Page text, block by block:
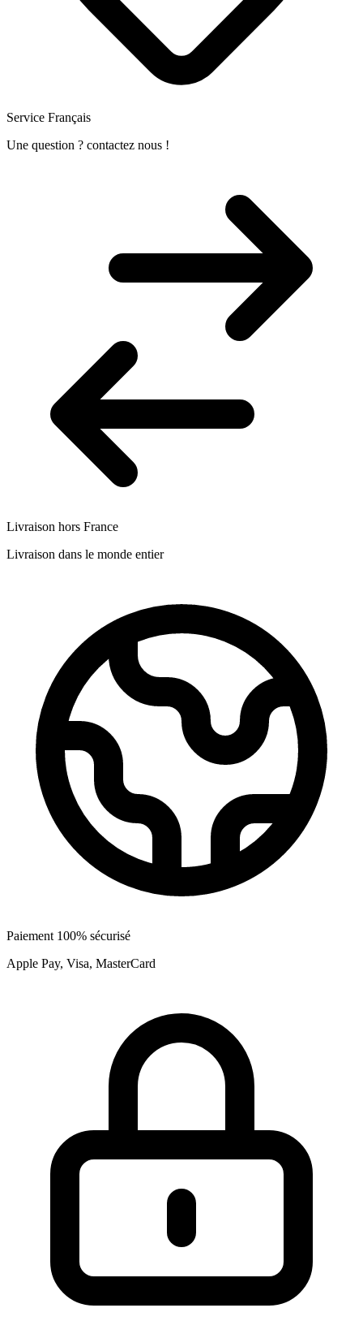
Service Français
Une question ? contactez nous !
Livraison hors France
Livraison dans le monde entier
Paiement 100% sécurisé
Apple Pay, Visa, MasterCard